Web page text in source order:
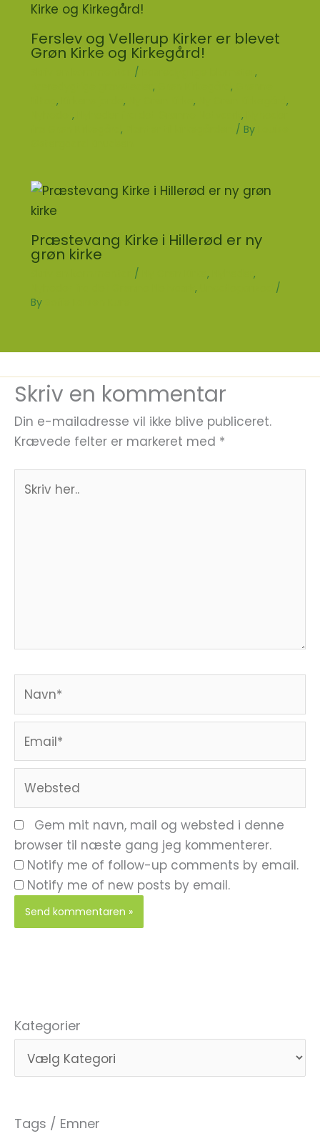
Ferslev og Vellerup Kirker er blevet
Grøn Kirke og Kirkegård!
/
,
, ,
, , ,
,
, ,
, / By
Præstevang Kirke i Hillerød er ny
grøn kirke
/ ,
,
,
/
By
Skriv en kommentar
Din e-mailadresse vil ikke blive publiceret.
Krævede felter er markeret med *
her..
Gem mit navn, mail og websted i denne
browser til næste gang jeg kommenterer.
Notify me of follow-up comments by email.
Notify me of new posts by email.
Kategorier
Tags / Emner